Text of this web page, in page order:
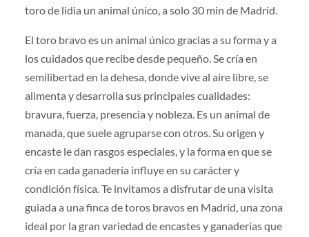
toro de lidia un animal único, a solo 30 min de Madrid.
El toro bravo es un animal único gracias a su forma y a
los cuidados que recibe desde pequeño. Se cría en
semilibertad en la dehesa, donde vive al aire libre, se
alimenta y desarrolla sus principales cualidades:
bravura, fuerza, presencia y nobleza. Es un animal de
manada, que suele agruparse con otros. Su origen y
encaste le dan rasgos especiales, y la forma en que se
cría en cada ganadería influye en su carácter y
condición física. Te invitamos a disfrutar de una visita
guiada a una finca de toros bravos en Madrid, una zona
ideal por la gran variedad de encastes y ganaderías que